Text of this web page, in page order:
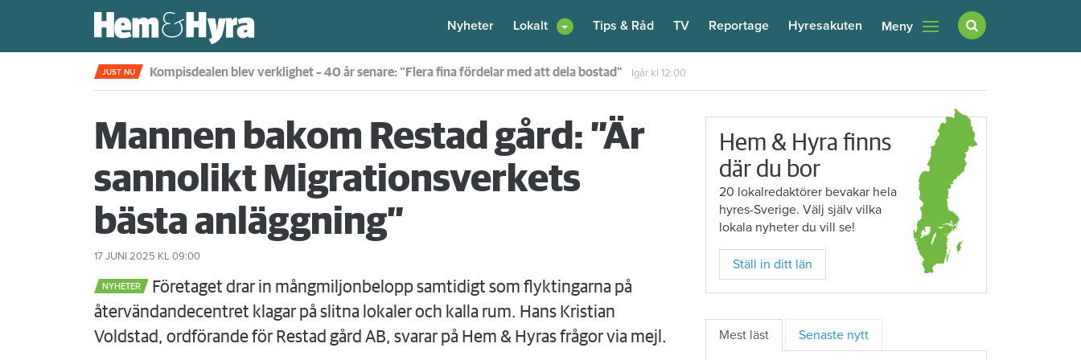
Nyheter Lokalt Tips & Råd TV Reportage Hyresakuten Meny
JUST NU Kompisdealen blev verklighet – 40 år senare: "Flera fina fördelar med att dela bostad" Igår kl 12:00
Mannen bakom Restad gård: ”Är
sannolikt Migrationsverkets
bästa anläggning”
17 JUNI 2025 KL 09:00
NYHETER
Företaget drar in mångmiljonbelopp samtidigt som flyktingarna på
återvändandecentret klagar på slitna lokaler och kalla rum. Hans Kristian
Voldstad, ordförande för Restad gård AB, svarar på Hem & Hyras frågor via mejl.
Hem & Hyra finns
där du bor
20 lokalredaktörer bevakar hela
hyres-Sverige. Välj själv vilka
lokala nyheter du vill se!
Ställ in ditt län
Mest läst Senaste nytt